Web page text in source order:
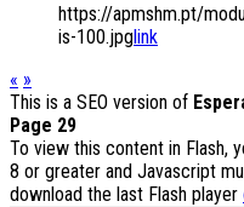
https://apmshm.pt/
is-100.jpglink
« »
This is a SEO version of
Page 29
To view this content in Flash,
8 or greater and Javascript
download the last Flash player